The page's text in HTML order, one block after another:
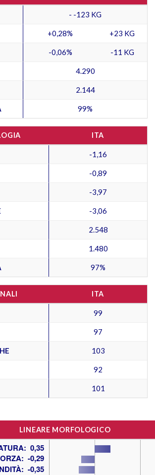
- -123 KG
+0,28% +23 KG
-0,06% -11 KG
4.290
2.144
99%
ITA
-1,16
-0,89
-3,97
-3,06
2.548
1.480
97%
ITA
99
97
103
92
101
LINEARE MORFOLOGICO